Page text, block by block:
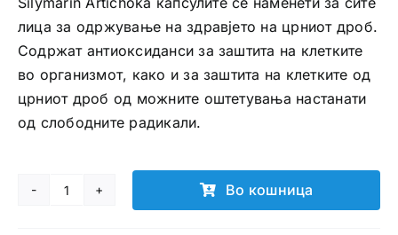
лица за одржување на здравјето на црниот дроб.
Содржат антиоксиданси за заштита на клетките
во организмот, како и за заштита на клетките од
црниот дроб од можните оштетувања настанати
од слободните радикали.
Silimarin
Во кошница